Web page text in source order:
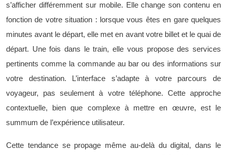
s’afficher différemment sur mobile. Elle change son contenu en
fonction de votre situation : lorsque vous êtes en gare quelques
minutes avant le départ, elle met en avant votre billet et le quai de
départ. Une fois dans le train, elle vous propose des services
pertinents comme la commande au bar ou des informations sur
votre destination. L’interface s’adapte à votre parcours de
voyageur, pas seulement à votre téléphone. Cette approche
contextuelle, bien que complexe à mettre en œuvre, est le
summum de l’expérience utilisateur.
Cette tendance se propage même au-delà du digital, dans le